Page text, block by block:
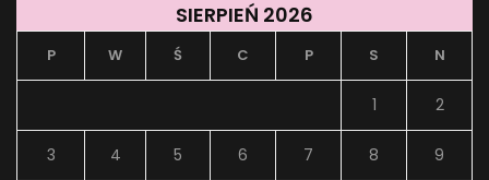
SIERPIEŃ 2026
P W Ś C P S N
1 2
3 4 5 6 7 8 9